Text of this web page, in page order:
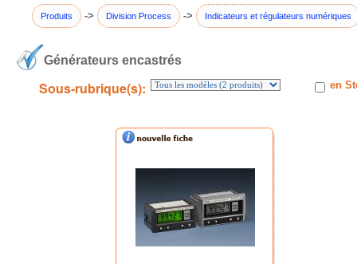
Produits -> Division Process -> Indicateurs et régulateurs numériques
Générateurs encastrés
Sous-rubrique(s): en